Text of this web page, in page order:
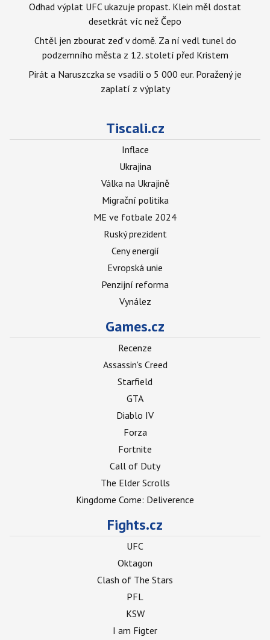
Odhad výplat UFC ukazuje propast. Klein měl dostat
desetkrát víc než Čepo
Chtěl jen zbourat zeď v domě. Za ní vedl tunel do
podzemního města z 12. století před Kristem
Pirát a Naruszczka se vsadili o 5 000 eur. Poražený je
zaplatí z výplaty
Tiscali.cz
Inflace
Ukrajina
Válka na Ukrajině
Migrační politika
ME ve fotbale 2024
Ruský prezident
Ceny energií
Evropská unie
Penzijní reforma
Vynález
Games.cz
Recenze
Assassin's Creed
Starfield
GTA
Diablo IV
Forza
Fortnite
Call of Duty
The Elder Scrolls
Kingdome Come: Deliverence
Fights.cz
UFC
Oktagon
Clash of The Stars
PFL
KSW
I am Figter